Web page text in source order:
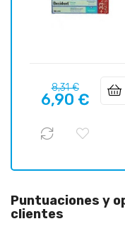
Precio
regular
8,31 €Precio
6,90 €
Puntuaciones y
clientes